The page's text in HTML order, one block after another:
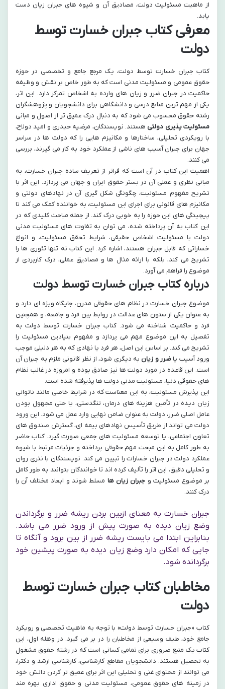
از ماهیت مسئولیت دولت، مصادیق آن و شیوه های جبران زیان دست
یابد.
معرفی کتاب جبران خسارت توسط
دولت
کتاب جبران خسارت توسط دولت، یک مرجع جامع و تخصصی در حوزه
حقوق عمومی و مسئولیت مدنی است که به طور خاص بر نقش و وظیفه
حاکمیت در جبران ضرر و زیان های وارده به اشخاص تمرکز دارد. این اثر،
یکی از مهم ترین منابع درسی و دانشگاهی برای دانشجویان و پژوهشگران
رشته حقوق محسوب می شود که به دنبال درک عمیق تر از اصول و مبانی
مسئولیت پذیری دولتی هستند. نویسندگان، مرضیه حیدری و امید دولاح،
با رویکردی تحلیلی، ساختارها و مکانیزم هایی را که دولت ها در سراسر
جهان برای جبران آسیب های ناشی از عملکرد خود به کار می گیرند، بررسی
می کنند.
اهمیت این کتاب در آن است که فراتر از تعریف ساده جبران خسارت، به
مبانی نظری و عملی آن در بستر حقوق ایران و جهان می پردازد. این اثر با
تشریح مفهوم مسئولیت، چگونگی شکل گیری آن در نهادهای دولتی و
مکانیزم های قانونی برای اجرای این مسئولیت، به خواننده کمک می کند تا
پیچیدگی های این حوزه را به خوبی درک کند. از جمله مباحث کلیدی که در
این کتاب به آن پرداخته شده، می توان به تفاوت های مسئولیت مدنی
دولت با مسئولیت اشخاص حقیقی، شرایط تحقق مسئولیت، و انواع
خساراتی که قابل جبران هستند، اشاره کرد. این کتاب نه تنها تئوری ها را
تشریح می کند، بلکه با ارائه مثال ها و مصادیق عملی، درک کاربردی از
موضوع را فراهم می آورد.
درباره کتاب جبران خسارت توسط دولت
موضوع جبران خسارت در نظام های حقوقی مدرن، جایگاه ویژه ای دارد و
به عنوان یکی از ستون های عدالت در روابط بین فرد و جامعه، و همچنین
فرد و حاکمیت شناخته می شود. کتاب جبران خسارت توسط دولت به
تفصیل به این موضوع مهم می پردازد و مفهوم بنیادین مسئولیت را
تشریح می کند. بر اساس این اصل، هر فرد یا نهادی که به هر دلیلی موجب
ورود آسیب یا ضرر و زیان به دیگری شود، از نظر قانونی ملزم به جبران آن
است. این قاعده در مورد دولت ها نیز صادق بوده و امروزه در غالب نظام
های حقوقی دنیا، مسئولیت مدنی دولت ها پذیرفته شده است.
این پذیرش مسئولیت، به این معناست که در شرایط خاصی مانند ناتوانی
زیان دیده در تأمین هزینه های درمان، تنگدستی، یا حتی مجهول بودن
عامل اصلی ضرر، دولت به عنوان ضامن نهایی وارد عمل می شود. این ورود
دولت می تواند از طریق تأسیس نهادهای بیمه ای، گسترش صندوق های
تعاون اجتماعی، یا توسعه مسئولیت های جمعی صورت گیرد. کتاب حاضر
به طور کامل به این مبحث مهم حقوقی پرداخته و جزئیات مرتبط با شیوه
عملکرد دولت در جبران خسارات را تبیین می کند. نویسندگان با نثری روان
و تحلیلی دقیق، این اثر را تألیف کرده اند تا خوانندگان بتوانند به طور کامل
بر موضوع مسئولیت و جبران زیان ها مسلط شوند و ابعاد مختلف آن را
درک کنند.
جبران خسارت به معنای ازبین بردن ریشه ضرر و برگرداندن
وضع زیان دیده به صورت پیش از ورود ضرر می باشد.
بنابراین ابتدا می بایست ریشه ضرر از بین برود و آنگاه تا
جایی که امکان دارد وضع زیان دیده به صورت پیشین خود
برگردانده شود.
مخاطبان کتاب جبران خسارت توسط
دولت
کتاب «جبران خسارت توسط دولت» با توجه به ماهیت تخصصی و رویکرد
جامع خود، طیف وسیعی از مخاطبان را در بر می گیرد. در وهله اول، این
کتاب یک منبع ضروری برای تمامی کسانی است که در رشته حقوق مشغول
به تحصیل هستند. دانشجویان مقاطع کارشناسی، کارشناسی ارشد و دکترا،
می توانند از محتوای غنی و تحلیلی این اثر برای عمیق تر کردن دانش خود
در زمینه های حقوق عمومی، مسئولیت مدنی و حقوق اداری بهره مند